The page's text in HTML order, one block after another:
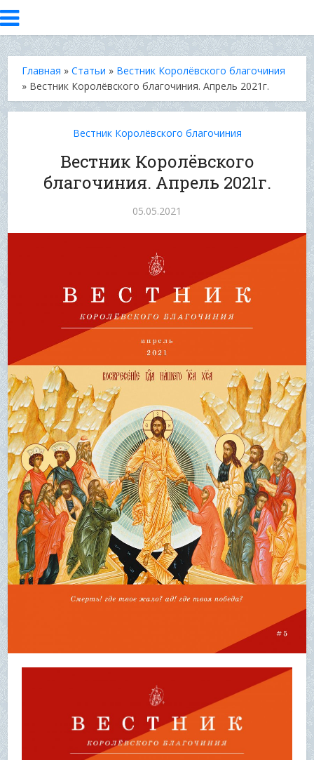
Главная »Статьи » Вестник Королёвского благочиния
» Вестник Королёвского благочиния. Апрель 2021г.
Вестник Королёвского благочиния
Вестник Королёвского
благочиния. Апрель 2021г.
05.05.2021